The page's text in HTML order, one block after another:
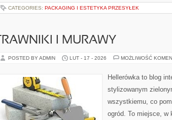
CATEGORIES: PACKAGING I ESTETYKA PRZESYŁEK
TRAWNIKI I MURAWY
POSTED BY ADMIN LUT - 17 - 2026 MOŻLIWOŚĆ
Hellerówka to blog
stylizowanym
wszystkiemu, co
ogród. To miejsce, w